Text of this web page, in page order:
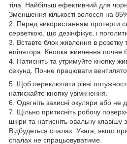
тіла. Найбільш ефективний для
Зменшення кількості волосся на
2. Перед використанням протерти
серветкою, що дезінфікує, і
3. Вставте блок живлення в розетку
епілятора. Кнопка живлення почне
4. Натисніть та утримуйте кнопку
секунд. Почне працювати
5. Щоб переключити рівні
натискайте кнопку увімкнення.
6. Одягніть захисні окуляри або не
7. Щільно притисніть робочу
шкіри та натисніть овальну клавішу
Відбудеться спалах. Увага, якщо
спалах не спрацьовуватиме.